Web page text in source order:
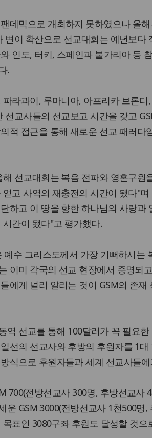
데믹으로 개최하지 못하였으나 올
변이 확산으로 선교대회는 예년보다
인도, 터키, 스페인과 불가리아 등
.
라과이, 루마니아, 아프리카 브론
선교사들의 선교보고 시간을 갖고
적 접근을 통해 새로운 선교 패러다
선교대회는 복음 전파와 영혼구원
고 사역의 재충전의 시간이 됐다"
하고 이 땅을 향한 하나님의 사랑과
간이 됐다"고 평가했다.
예수 그리스도께서 가장 기뻐하시는
이미 각국의 선교 현장에서 증명되
에게 널리 알리는 것이 GSM의 존
역 선교를 통해 100달러가 꼭 필요
선의 선교사와 후방의 후원자를 1
식으로 후원자들과 세계 선교사들
700(전방선교사 300명, 후방선교사
운 GSM 3000(전방선교사 1천500명,
표인 3080구좌 후원도 달성할 것으